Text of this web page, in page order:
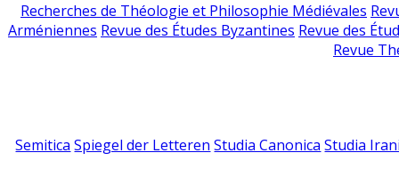
Recherches de Théologie et Philosophie Médiévales
Arméniennes Revue des Études Byzantines Revue des
Revue
Semitica Spiegel der Letteren Studia Canonica Studia